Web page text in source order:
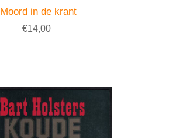
Moord in de krant
€14,00